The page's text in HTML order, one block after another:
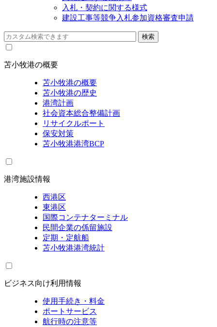
入札・契約に関する様式
建設工事等競争入札参加資格審査申請
苫小牧港の概要
苫小牧港の概要
苫小牧港の歴史
港湾計画
社会資本総合整備計画
リサイクルポート
保安対策
苫小牧港港湾BCP
港湾施設情報
西港区
東港区
国際コンテナターミナル
民間企業の係留施設
定期・定航船
苫小牧港港湾統計
ビジネス向け利用情報
使用手続き・料金
ポートサービス
航行時の注意等